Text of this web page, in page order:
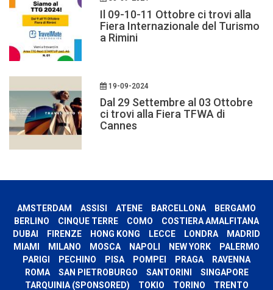
Il 09-10-11 Ottobre ci trovi alla
Fiera Internazionale del Turismo
a Rimini
19-09-2024
Dal 29 Settembre al 03 Ottobre
ci trovi alla Fiera TFWA di
Cannes
AMSTERDAM ASSISI ATENE BARCELLONA
BERGAMO
BERLINO
CINQUE TERRE COMO
COSTIERA AMALFITANA
DUBAI
FIRENZE HONG KONG LECCE LONDRA
MADRID
MIAMI
MILANO MOSCA NAPOLI NEW YORK
PALERMO
PARIGI
PECHINO PISA POMPEI PRAGA
RAVENNA
ROMA
SAN PIETROBURGO SANTORINI
SINGAPORE
TARQUINIA (SPONSORED)
TOKIO TORINO TRENTO